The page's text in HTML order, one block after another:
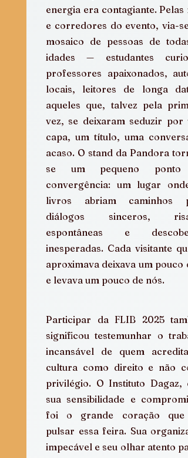
energia era contagiante. Pelas
e corredores do evento, via-se
mosaico de pessoas de
idades — estudantes
professores apaixonados,
locais, leitores de longa
aqueles que, talvez pela
vez, se deixaram seduzir por
capa, um título, uma
acaso. O stand da Pandora
se um pequeno ponto
convergência: um lugar
livros abriam caminhos
diálogos sinceros,
espontâneas e
inesperadas. Cada visitante
aproximava deixava um pouco
e levava um pouco de nós.
Participar da FLIB 2025
significou testemunhar o
incansável de quem acredita
cultura como direito e não
privilégio. O Instituto Dagaz,
sua sensibilidade e
foi o grande coração que
pulsar essa feira. Sua
impecável e seu olhar atento